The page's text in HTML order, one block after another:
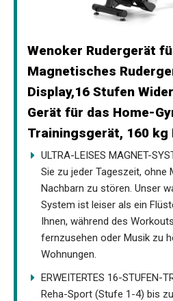
Wenoker Rudergerät
Magnetisches
Display,16 Stufen
Gerät für das Home-
Trainingsgerät, 160 kg
ULTRA-LEISES MAGNET-
Sie zu jeder Tageszeit, ohne
Nachbarn zu stören. Unser
System ist leiser als ein
Ihnen, während des
fernzusehen oder Musik zu
Wohnungen.
ERWEITERTES 16-STUFEN-
Reha-Sport (Stufe 1-4) bis